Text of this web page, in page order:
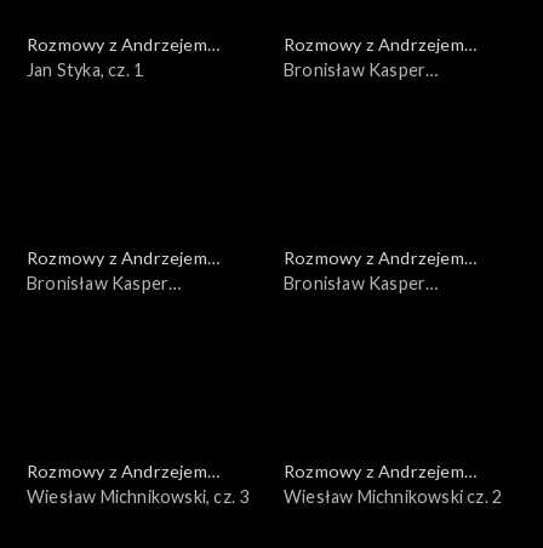
Rozmowy z Andrzejem
Doboszem
Jan Styka, cz. 1
Rozmowy z Andrzejem
Doboszem
Bronisław Kasper
Rozmowy z Andrzejem
Doboszem
Bronisław Kasper
Rozmowy z Andrzejem
Doboszem
Bronisław Kasper
Rozmowy z Andrzejem
Doboszem
Wiesław Michnikowski, cz. 3
Rozmowy z Andrzejem
Doboszem
Wiesław Michnikowski cz. 2